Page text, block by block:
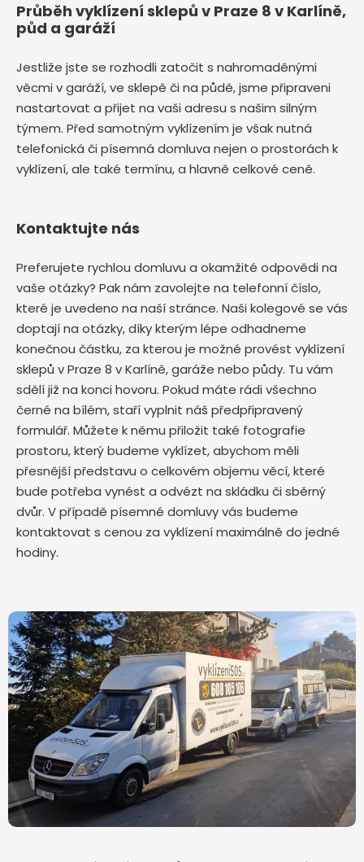
Průběh vyklízení sklepů v Praze 8 v Karlíně,
půd a garáží
Jestliže jste se rozhodli zatočit s nahromaděnými
věcmi v garáží, ve sklepě či na půdě, jsme připraveni
nastartovat a přijet na vaši adresu s našim silným
týmem. Před samotným vyklízením je však nutná
telefonická či písemná domluva nejen o prostorách k
vyklízení, ale také termínu, a hlavně celkové ceně.
Kontaktujte nás
Preferujete rychlou domluvu a okamžité odpovědi na
vaše otázky? Pak nám zavolejte na telefonní číslo,
které je uvedeno na naší stránce. Naši kolegové se vás
doptají na otázky, díky kterým lépe odhadneme
konečnou částku, za kterou je možné provést vyklízení
sklepů v Praze 8 v Karlíně, garáže nebo půdy. Tu vám
sdělí již na konci hovoru. Pokud máte rádi všechno
černé na bílém, staří vyplnit náš předpřipravený
formulář. Můžete k němu přiložit také fotografie
prostoru, který budeme vyklízet, abychom měli
přesnější představu o celkovém objemu věcí, které
bude potřeba vynést a odvézt na skládku či sběrný
dvůr. V případě písemné domluvy vás budeme
kontaktovat s cenou za vyklízení maximálně do jedné
hodiny.